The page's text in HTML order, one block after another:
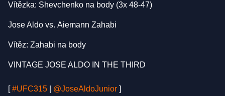
Vítězka: Shevchenko na body (3x 48-47)
Jose Aldo vs. Aiemann Zahabi
Vítěz: Zahabi na body
VINTAGE JOSE ALDO IN THE THIRD
[#UFC315 @JoseAldoJunior ]